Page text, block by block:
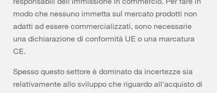
modo che nessuno immetta sul mercato prodotti non
adatti ad essere commercializzati, sono necessarie
una dichiarazione di conformità UE o una marcatura
CE.
Spesso questo settore è dominato da incertezze sia
relativamente allo sviluppo che riguardo all'acquisto di